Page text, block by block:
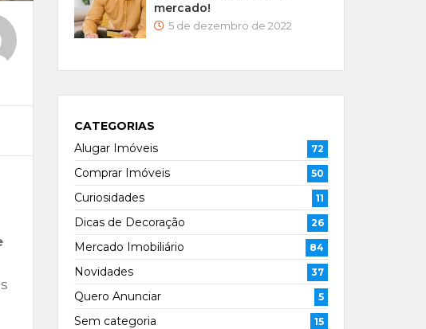
mercado!
5 de dezembro de 2022
CATEGORIAS
Alugar Imóveis
72
Comprar Imóveis 50
Curiosidades 11
Dicas de Decoração 26
Mercado Imobiliário 84
Novidades 37
Quero Anunciar 5
Sem categoria 15